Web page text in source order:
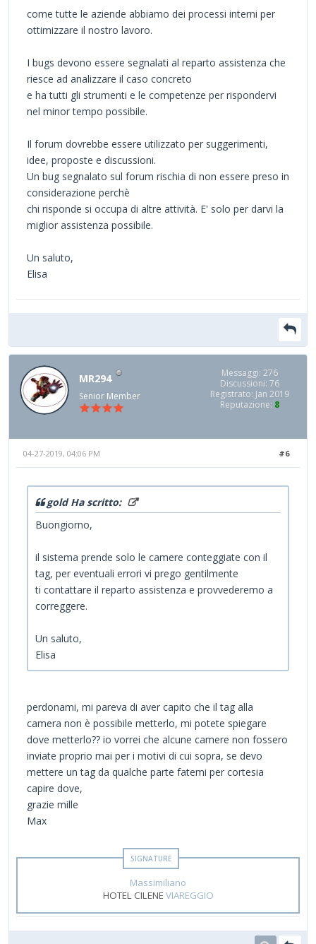
come tutte le aziende abbiamo dei processi interni per
ottimizzare il nostro lavoro.
I bugs devono essere segnalati al reparto assistenza che
riesce ad analizzare il caso concreto
e ha tutti gli strumenti e le competenze per rispondervi
nel minor tempo possibile.
Il forum dovrebbe essere utilizzato per suggerimenti,
idee, proposte e discussioni.
Un bug segnalato sul forum rischia di non essere preso in
considerazione perchè
chi risponde si occupa di altre attività. E' solo per darvi la
miglior assistenza possibile.
Un saluto,
Elisa
MR294
Senior Member
Messaggi: 276
Discussioni: 76
Registrato: Jan 2019
Reputazione: 8
#6
04-27-2019, 04:06 PM
gold Ha scritto:
Buongiorno,
il sistema prende solo le camere conteggiate con il
tag, per eventuali errori vi prego gentilmente
ti contattare il reparto assistenza e provvederemo a
correggere.
Un saluto,
Elisa
perdonami, mi pareva di aver capito che il tag alla
camera non è possibile metterlo, mi potete spiegare
dove metterlo?? io vorrei che alcune camere non fossero
inviate proprio mai per i motivi di cui sopra, se devo
mettere un tag da qualche parte fatemi per cortesia
capire dove,
grazie mille
Max
Massimiliano
HOTEL CILENEVIAREGGIO